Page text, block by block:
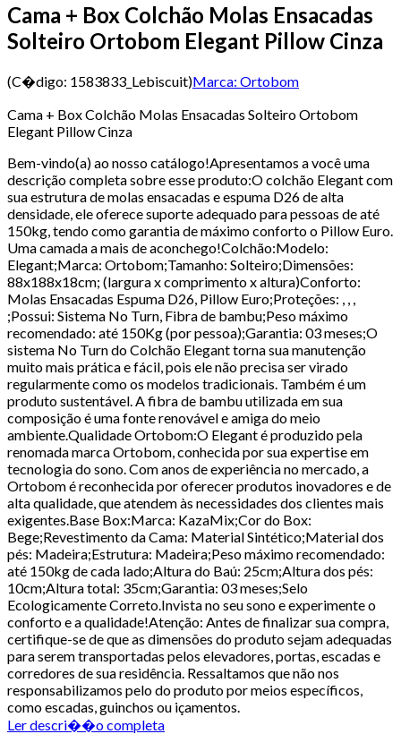
Cama + Box Colchão Molas Ensacadas
Solteiro Ortobom Elegant Pillow Cinza
(C�digo: 1583833_Lebiscuit)Marca: Ortobom
Cama + Box Colchão Molas Ensacadas Solteiro Ortobom
Elegant Pillow Cinza
Bem-vindo(a) ao nosso catálogo!Apresentamos a você uma
descrição completa sobre esse produto:O colchão Elegant com
sua estrutura de molas ensacadas e espuma D26 de alta
densidade, ele oferece suporte adequado para pessoas de até
150kg, tendo como garantia de máximo conforto o Pillow Euro.
Uma camada a mais de aconchego!Colchão:Modelo:
Elegant;Marca: Ortobom;Tamanho: Solteiro;Dimensões:
88x188x18cm; (largura x comprimento x altura)Conforto:
Molas Ensacadas Espuma D26, Pillow Euro;Proteções: , , ,
;Possui: Sistema No Turn, Fibra de bambu;Peso máximo
recomendado: até 150Kg (por pessoa);Garantia: 03 meses;O
sistema No Turn do Colchão Elegant torna sua manutenção
muito mais prática e fácil, pois ele não precisa ser virado
regularmente como os modelos tradicionais. Também é um
produto sustentável. A fibra de bambu utilizada em sua
composição é uma fonte renovável e amiga do meio
ambiente.Qualidade Ortobom:O Elegant é produzido pela
renomada marca Ortobom, conhecida por sua expertise em
tecnologia do sono. Com anos de experiência no mercado, a
Ortobom é reconhecida por oferecer produtos inovadores e de
alta qualidade, que atendem às necessidades dos clientes mais
exigentes.Base Box:Marca: KazaMix;Cor do Box:
Bege;Revestimento da Cama: Material Sintético;Material dos
pés: Madeira;Estrutura: Madeira;Peso máximo recomendado:
até 150kg de cada lado;Altura do Baú: 25cm;Altura dos pés:
10cm;Altura total: 35cm;Garantia: 03 meses;Selo
Ecologicamente Correto.Invista no seu sono e experimente o
conforto e a qualidade!Atenção: Antes de finalizar sua compra,
certifique-se de que as dimensões do produto sejam adequadas
para serem transportadas pelos elevadores, portas, escadas e
corredores de sua residência. Ressaltamos que não nos
responsabilizamos pelo do produto por meios específicos,
como escadas, guinchos ou içamentos.
Ler descri��o completa